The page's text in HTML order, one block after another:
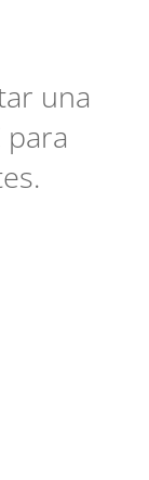
una
para